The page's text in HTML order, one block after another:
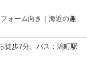
ォーム向き｜海近の趣
徒歩7分、バス：潟町駅